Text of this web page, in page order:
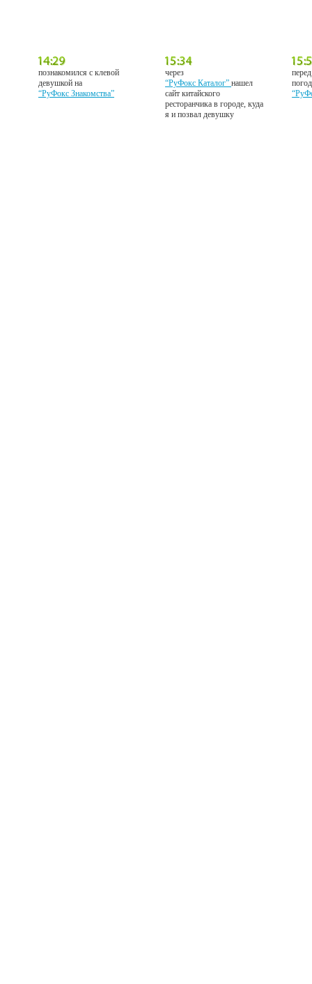
познакомился с клевой
девушкой на
“РуФокс Знакомства”
через
“РуФокс Каталог”нашел
сайт китайского
ресторанчика в городе, куда
я и позвал девушку